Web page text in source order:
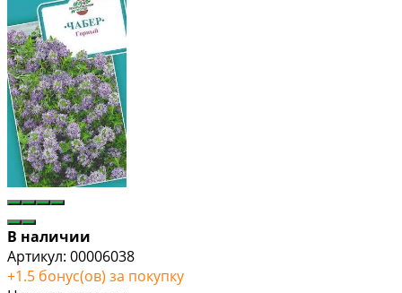
В наличии
Артикул: 00006038
+1.5 бонус(ов) за покупку